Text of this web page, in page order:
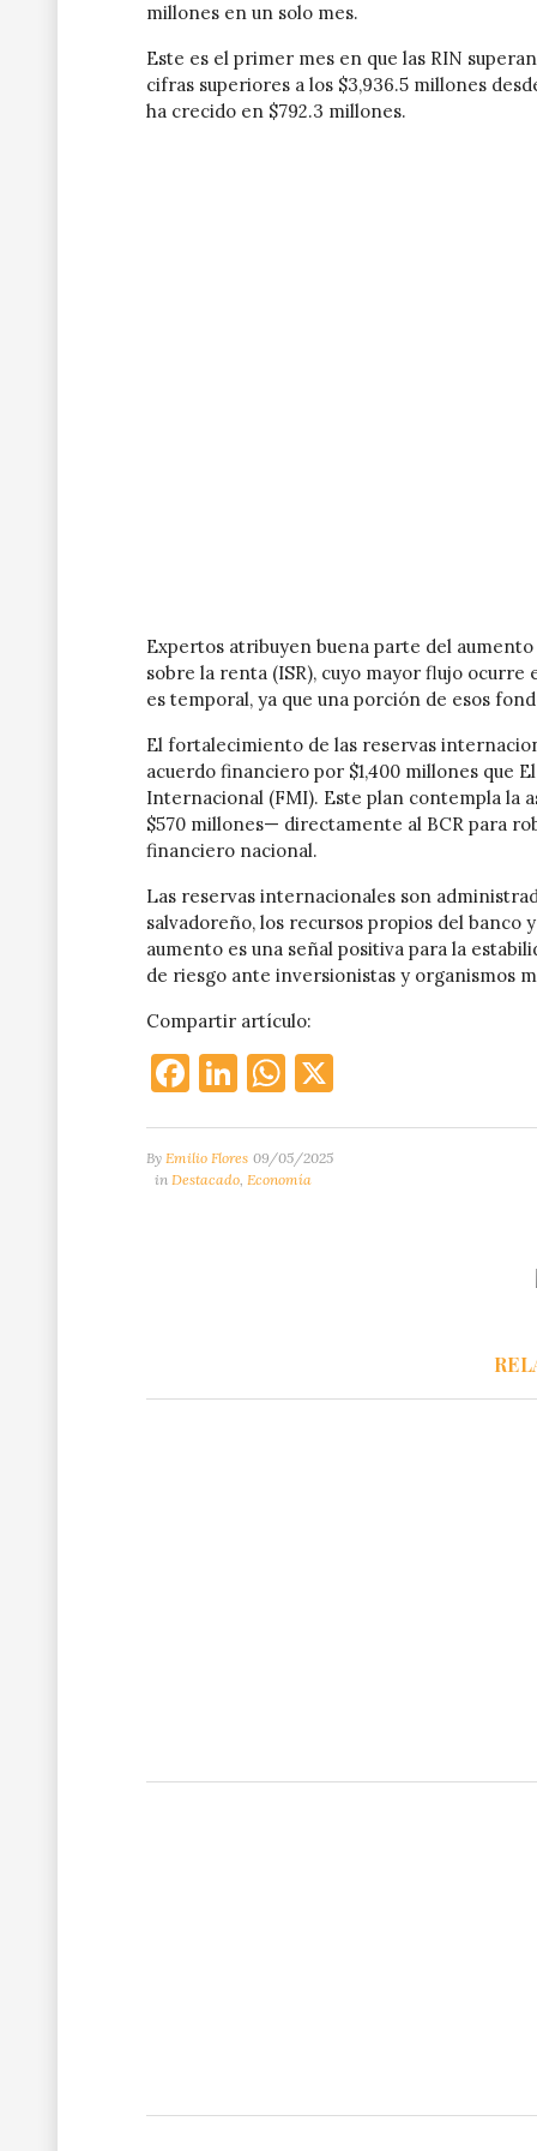
millones en un solo mes.
Este es el primer mes en que las RIN
cifras superiores a los $3,936.5 millones
ha crecido en $792.3 millones.
Expertos atribuyen buena parte del
sobre la renta (ISR), cuyo mayor flujo
es temporal, ya que una porción de esos
El fortalecimiento de las reservas
acuerdo financiero por $1,400 millones que
Internacional (FMI). Este plan contempla la
$570 millones— directamente al BCR para
financiero nacional.
Las reservas internacionales son
salvadoreño, los recursos propios del banco
aumento es una señal positiva para la
de riesgo ante inversionistas y organismos
Compartir artículo:
Facebook
LinkedIn
WhatsApp
By Emilio Flores 09/05/2025
in Destacado, Economía